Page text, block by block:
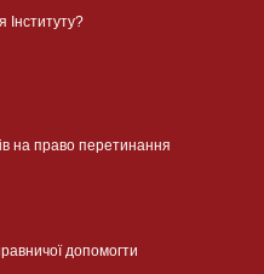
на право перетинання
допомогти